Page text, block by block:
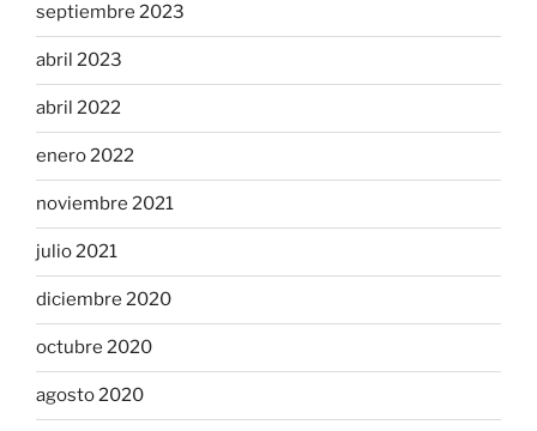
septiembre 2023
abril 2023
abril 2022
enero 2022
noviembre 2021
julio 2021
diciembre 2020
octubre 2020
agosto 2020